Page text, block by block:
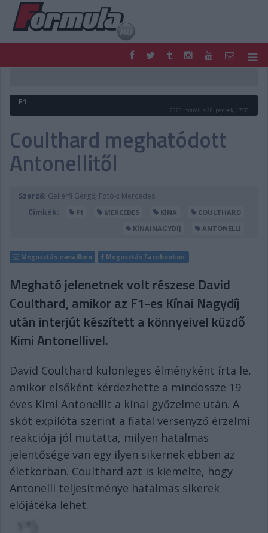
FORMULA
MOTOR
PODCAST
SHOP
LIVE
TIPPJÁTÉK
DIGITÁLIS MAGAZIN
F1
2026. március 20. péntek, 17:30
Coulthard meghatódott
Antonellitől
Szerző: Gellérfi Gergő; Fotók: Mercedes
Címkék:
F1 MERCEDES KÍNA
COULTHARD
KÍNAINAGYDÍJ
ANTONELLI
Megosztás e-mailben Megosztás Facebookon
Megható jelenetnek volt részese David
Coulthard, amikor az F1-es Kínai Nagydíj
után interjút készített a könnyeivel küzdő
Kimi Antonellivel.
David Coulthard különleges élményként írta le,
amikor elsőként kérdezhette a mindössze 19
éves Kimi Antonellit a kínai győzelme után. A
skót expilóta szerint a fiatal versenyző érzelmi
reakciója jól mutatta, milyen hatalmas
jelentősége van egy ilyen sikernek ebben az
életkorban. Coulthard azt is kiemelte, hogy
Antonelli teljesítménye hatalmas sikerek
előjátéka lehet.